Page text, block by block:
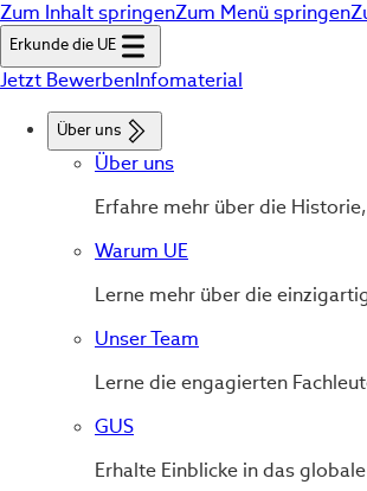
Zum Inhalt springenZum Menü springen
Erkunde die UE
Jetzt BewerbenInfomaterial
Über uns
Über uns
Erfahre mehr über die
Warum UE
Lerne mehr über die
Unser Team
Lerne die engagierten
GUS
Erhalte Einblicke in das